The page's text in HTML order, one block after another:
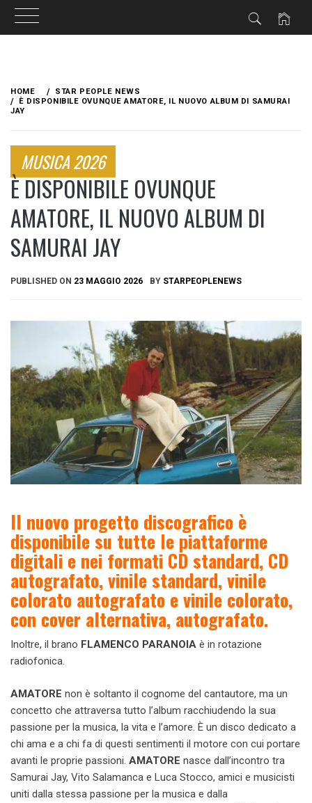
content
HOME
STAR PEOPLE NEWS
È DISPONIBILE OVUNQUE AMATORE, IL NUOVO ALBUM DI SAMURAI
JAY
MUSICA 2026
È DISPONIBILE OVUNQUE
AMATORE, IL NUOVO ALBUM DI
SAMURAI JAY
PUBLISHED ON 23 MAGGIO 2026 BY STARPEOPLENEWS
Il nuovo progetto discografico è
disponibile su tutte le piattaforme
digitali e nei formati CD standard, CD
autografato, vinile standard, vinile
colorato autografato e vinile colorato,
con cover alternativa, autografato.
Inoltre, il brano FLAMENCO PARANOIA è in rotazione
radiofonica.
AMATORE non è soltanto il cognome del cantautore, ma un
concetto che attraversa tutto l’album racchiudendo la sua
passione per la musica, la vita e l’amore. È un disco dedicato a
chi ama e a chi fa di questi sentimenti il motore con cui portare
avanti le proprie passioni. AMATORE nasce dall’incontro tra
Samurai Jay, Vito Salamanca e Luca Stocco, amici e musicisti
uniti dalla stessa passione per la musica e dalla